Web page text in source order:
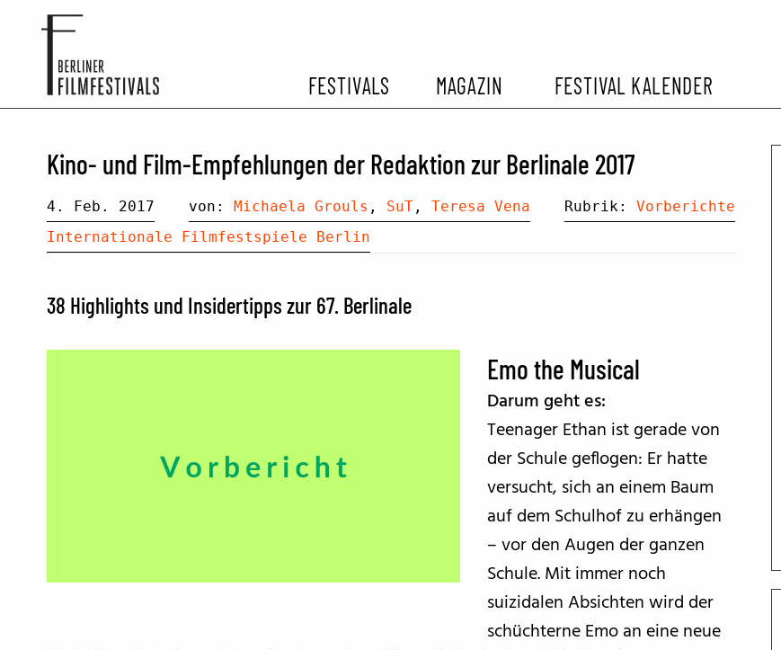
FESTIVALS
ARCHIV EHEMALIGER FILMFESTIVALS
MAGAZIN
FESTIVALBERICHTE
FILM- UND SERIEN-TIPPS
BFF ON THE ROAD
FESTIVAL KALENDER
Kino- und Film-Empfehlungen der Redaktion zur Berlinale 2017
4. Feb. 2017 von: Michaela Grouls , SuT , Teresa Vena Rubrik: Vorberichte
Internationale Filmfestspiele Berlin
38 Highlights und Insidertipps zur 67. Berlinale
Emo the Musical
Darum geht es:
Teenager Ethan ist gerade von
der Schule geflogen: Er hatte
versucht, sich an einem Baum
auf dem Schulhof zu erhängen
– vor den Augen der ganzen
Schule. Mit immer noch
suizidalen Absichten wird der
schüchterne Emo an eine neue